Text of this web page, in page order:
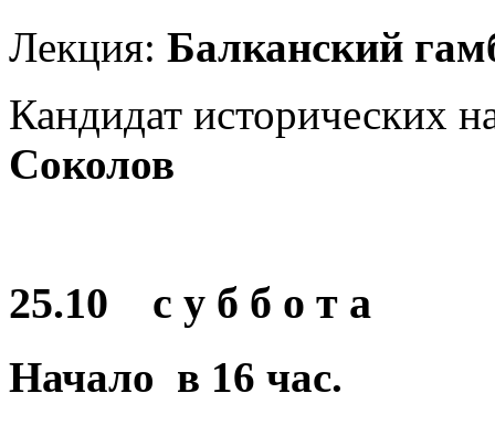
Лекция: Балканский
Кандидат исторических
Соколов
25.10 с у б б о т а
Начало в 16 час.